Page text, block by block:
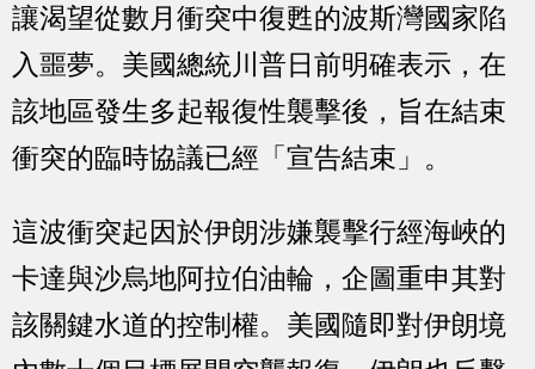
讓渴望從數月衝突中復甦的波斯灣國家陷
入噩夢。美國總統川普日前明確表示，在
該地區發生多起報復性襲擊後，旨在結束
衝突的臨時協議已經「宣告結束」。
這波衝突起因於伊朗涉嫌襲擊行經海峽的
卡達與沙烏地阿拉伯油輪，企圖重申其對
該關鍵水道的控制權。美國隨即對伊朗境